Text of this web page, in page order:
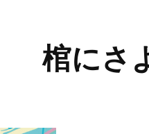
棺にさ